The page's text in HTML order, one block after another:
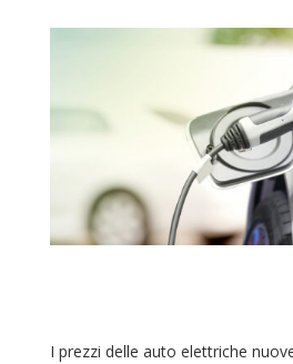
I prezzi delle auto elettriche